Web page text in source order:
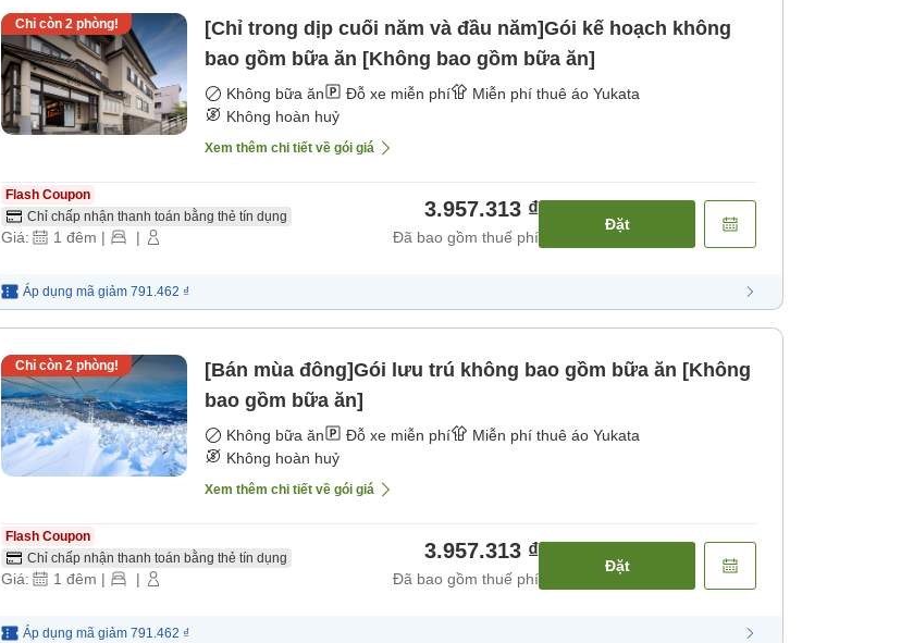
Chỉ còn 2phòng!
[Chỉ trong dịp cuối năm và đầu năm]Gói kế hoạch không
bao gồm bữa ăn [Không bao gồm bữa ăn]
Không bữa ăn Đỗ xe miễn phí
Miễn phí thuê áo Yukata
Không hoàn huỷ
Xem thêm chi tiết về gói giá
Flash Coupon
Chỉ chấp nhận thanh toán bằng thẻ tín dụng
Giá: 1 đêm | |
3.957.313 ₫
Đã bao gồm thuế phí
Đặt
Áp dụng mã giảm 791.462 ₫
Chỉ còn 2phòng!
[Bán mùa đông]Gói lưu trú không bao gồm bữa ăn [Không
bao gồm bữa ăn]
Không bữa ăn Đỗ xe miễn phí
Miễn phí thuê áo Yukata
Không hoàn huỷ
Xem thêm chi tiết về gói giá
Flash Coupon
Chỉ chấp nhận thanh toán bằng thẻ tín dụng
Giá: 1 đêm | |
3.957.313 ₫
Đã bao gồm thuế phí
Đặt
Áp dụng mã giảm 791.462 ₫